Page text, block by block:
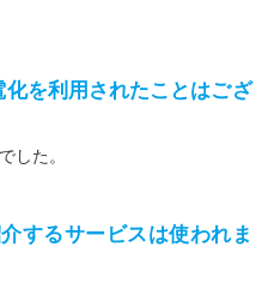
を利用されたことはござ
した。
するサービスは使われま